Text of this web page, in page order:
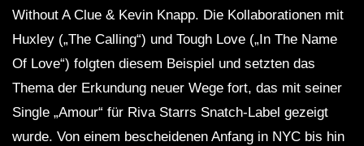
Without A Clue & Kevin Knapp. Die Kollaborationen mit
Huxley („The Calling“) und Tough Love („In The Name
Of Love“) folgten diesem Beispiel und setzten das
Thema der Erkundung neuer Wege fort, das mit seiner
Single „Amour“ für Riva Starrs Snatch-Label gezeigt
wurde. Von einem bescheidenen Anfang in NYC bis hin